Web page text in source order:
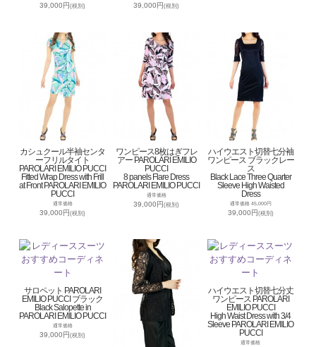
39,000円(税別) 39,000円(税別)
カシュクール半袖センタ
ーフリルタイト
PAROLARI EMILIO PUCCI
Fitted Wrap Dress with Frill
at Front PAROLARI EMILIO
PUCCI
通常価格
39,000円(税別)
ワンピース8枚はぎフレ
アー PAROLARI EMILIO
PUCCI
8 panels Flare Dress
PAROLARI EMILIO PUCCI
通常価格
39,000円(税別)
ハイウエスト切替七分袖
ワンピース ブラックレー
ス
Black Lace Three Quarter
Sleeve High Waisted
Dress
通常価格 45,000円
39,000円(税別)
サロペット PAROLARI
EMILIO PUCCI ブラック
Black Salopette in
PAROLARI EMILIO PUCCI
通常価格
39,000円(税別)
ハイウエスト切替七分丈
ワンピース PAROLARI
EMILIO PUCCI
High Waist Dress with 3/4
Sleeve PAROLARI EMILIO
PUCCI
通常価格